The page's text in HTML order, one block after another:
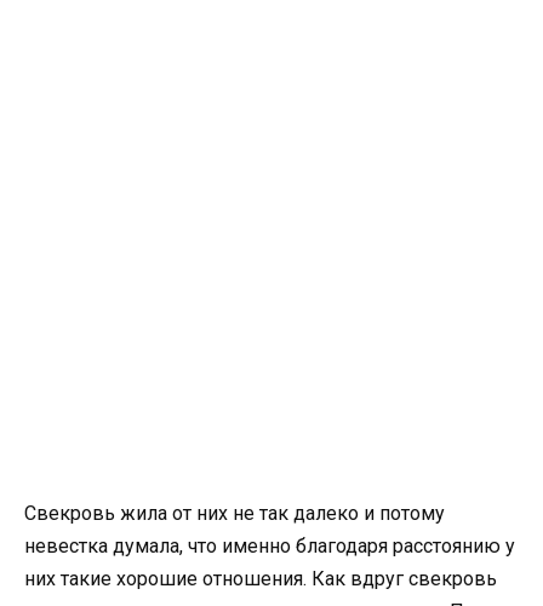
Свекровь жила от них не так далеко и потому
невестка думала, что именно благодаря расстоянию у
них такие хорошие отношения. Как вдруг свекровь